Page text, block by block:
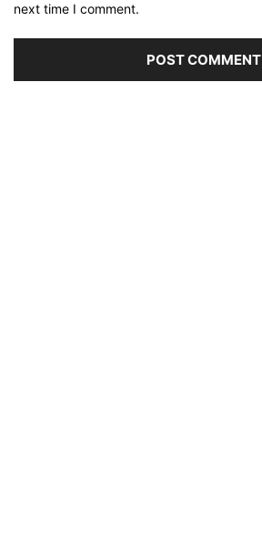
next time I comment.